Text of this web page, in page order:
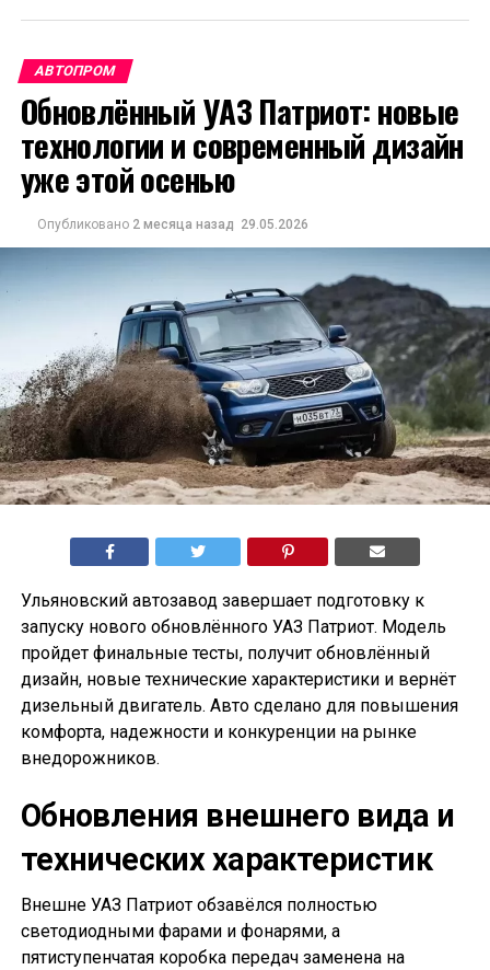
АВТОПРОМ
Обновлённый УАЗ Патриот: новые
технологии и современный дизайн
уже этой осенью
Опубликовано 2 месяца назад 29.05.2026
Ульяновский автозавод завершает подготовку к
запуску нового обновлённого УАЗ Патриот. Модель
пройдет финальные тесты, получит обновлённый
дизайн, новые технические характеристики и вернёт
дизельный двигатель. Авто сделано для повышения
комфорта, надежности и конкуренции на рынке
внедорожников.
Обновления внешнего вида и
технических характеристик
Внешне УАЗ Патриот обзавёлся полностью
светодиодными фарами и фонарями, а
пятиступенчатая коробка передач заменена на